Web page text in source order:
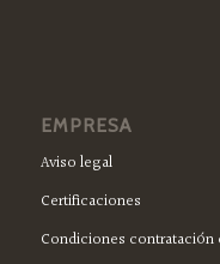
EMPRESA
Aviso legal
Certificaciones
Condiciones contratación